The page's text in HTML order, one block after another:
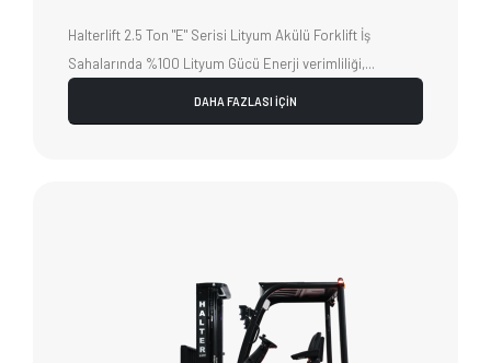
Halterlift 2.5 Ton "E" Serisi Lityum Akülü Forklift İş
Sahalarında %100 Lityum Gücü Enerji verimliliği,...
DAHA FAZLASI İÇİN